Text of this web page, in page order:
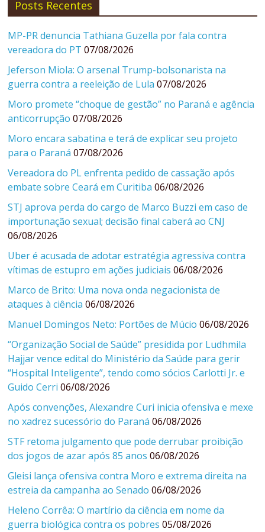
Posts Recentes
MP-PR denuncia Tathiana Guzella por fala contra
vereadora do PT 07/08/2026
Jeferson Miola: O arsenal Trump-bolsonarista na
guerra contra a reeleição de Lula 07/08/2026
Moro promete “choque de gestão” no Paraná e agência
anticorrupção 07/08/2026
Moro encara sabatina e terá de explicar seu projeto
para o Paraná 07/08/2026
Vereadora do PL enfrenta pedido de cassação após
embate sobre Ceará em Curitiba 06/08/2026
STJ aprova perda do cargo de Marco Buzzi em caso de
importunação sexual; decisão final caberá ao CNJ
06/08/2026
Uber é acusada de adotar estratégia agressiva contra
vítimas de estupro em ações judiciais 06/08/2026
Marco de Brito: Uma nova onda negacionista de
ataques à ciência 06/08/2026
Manuel Domingos Neto: Portões de Múcio 06/08/2026
“Organização Social de Saúde” presidida por Ludhmila
Hajjar vence edital do Ministério da Saúde para gerir
“Hospital Inteligente”, tendo como sócios Carlotti Jr. e
Guido Cerri 06/08/2026
Após convenções, Alexandre Curi inicia ofensiva e mexe
no xadrez sucessório do Paraná 06/08/2026
STF retoma julgamento que pode derrubar proibição
dos jogos de azar após 85 anos 06/08/2026
Gleisi lança ofensiva contra Moro e extrema direita na
estreia da campanha ao Senado 06/08/2026
Heleno Corrêa: O martírio da ciência em nome da
guerra biológica contra os pobres 05/08/2026